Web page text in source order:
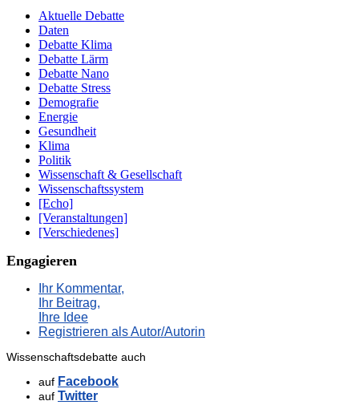
Aktuelle Debatte
Daten
Debatte Klima
Debatte Lärm
Debatte Nano
Debatte Stress
Demografie
Energie
Gesundheit
Klima
Politik
Wissenschaft & Gesellschaft
Wissenschaftssystem
[Echo]
[Veranstaltungen]
[Verschiedenes]
Engagieren
Ihr Kommentar,
Ihr Beitrag,
Ihre Idee
Registrieren als Autor/Autorin
Wissenschaftsdebatte auch
auf Facebook
auf Twitter